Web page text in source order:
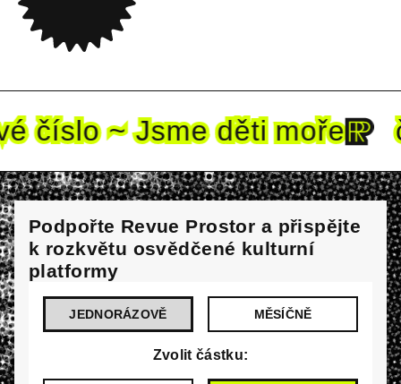
číslo ~ Jsme děti moře
Podpořte Revue Prostor a přispějte
k rozkvětu osvědčené kulturní
platformy
JEDNORÁZOVĚ MĚSÍČNĚ
Zvolit částku: